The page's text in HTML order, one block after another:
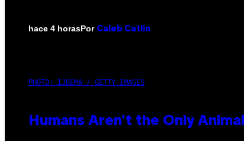
hace 4 horasPor Caleb Catlin
PHOTO: IJDEMA / GETTY IMAGES
Humans Aren’t the Only